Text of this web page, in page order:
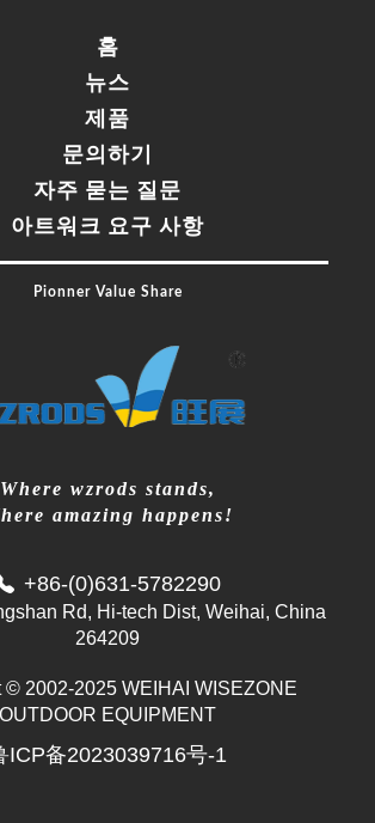
홈
뉴스
제품
문의하기
자주 묻는 질문
아트워크 요구 사항
Pionner Value Share
Where wzrods stands,
amazing happens!
+86-(0)631-5782290
Rd, Hi-tech Dist, Weihai, China
264209
© 2002-2025 WEIHAI WISEZONE
OUTDOOR EQUIPMENT
ICP备2023039716号-1